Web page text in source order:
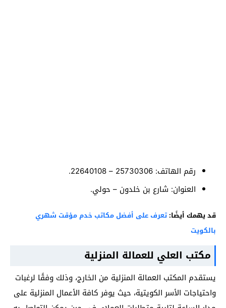
رقم الهاتف: 25730306 – 22640108.
العنوان: شارع بن خلدون – حولي.
قد يهمك أيضًا: تعرف على أفضل مكاتب خدم مؤقت شهري
بالكويت
مكتب العلي للعمالة المنزلية
يستقدم المكتب العمالة المنزلية من الخارج، وذلك وفقًا لرغبات
واحتياجات الأسر الكويتية، حيث يوفر كافة الأعمال المنزلية على